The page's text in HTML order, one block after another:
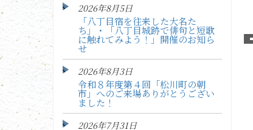
2026年8月5日
「八丁目宿を往来した大名た
ち」・「八丁目城跡で俳句と短歌
に触れてみよう！」開催のお知ら
せ
2026年8月3日
令和８年度第４回「松川町の朝
市」へのご来場ありがとうござい
ました！
2026年7月31日